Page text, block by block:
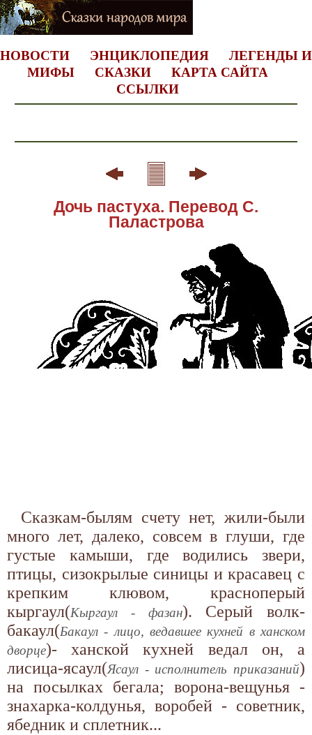
НОВОСТИ ЭНЦИКЛОПЕДИЯ
ЛЕГЕНДЫ И
МИФЫ
СКАЗКИ
КАРТА САЙТА
ССЫЛКИ
Дочь пастуха. Перевод С.
Паластрова
Сказкам-былям счету нет, жили-были
много лет, далеко, совсем в глуши, где
густые камыши, где водились звери,
птицы, сизокрылые синицы и красавец с
крепким клювом, красноперый
кыргаул(Кыргаул - фазан). Серый волк-
бакаул(Бакаул - лицо, ведавшее кухней в ханском
дворце)- ханской кухней ведал он, а
лисица-ясаул(Ясаул - исполнитель приказаний)
на посылках бегала; ворона-вещунья -
знахарка-колдунья, воробей - советник,
ябедник и сплетник...